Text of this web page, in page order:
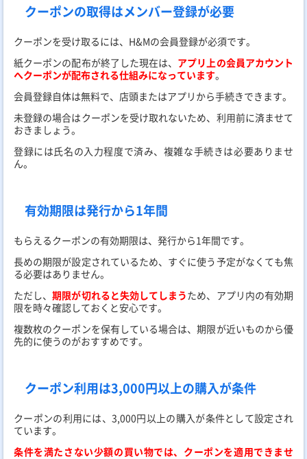
クーポンの取得はメンバー登録が必要
クーポンを受け取るには、H&Mの会員登録が必須です。
紙クーポンの配布が終了した現在は、 アプリ上の会員アカウント
へクーポンが配布される仕組みになっています。
会員登録自体は無料で、店頭またはアプリから手続きできます。
未登録の場合はクーポンを受け取れないため、利用前に済ませて
おきましょう。
登録には氏名の入力程度で済み、複雑な手続きは必要ありませ
ん。
有効期限は発行から1年間
もらえるクーポンの有効期限は、発行から1年間です。
長めの期限が設定されているため、すぐに使う予定がなくても焦
る必要はありません。
ただし、期限が切れると失効してしまうため、アプリ内の有効期
限を時々確認しておくと安心です。
複数枚のクーポンを保有している場合は、期限が近いものから優
先的に使うのがおすすめです。
クーポン利用は3,000円以上の購入が条件
クーポンの利用には、3,000円以上の購入が条件として設定され
ています。
条件を満たさない少額の買い物では、クーポンを適用できませ